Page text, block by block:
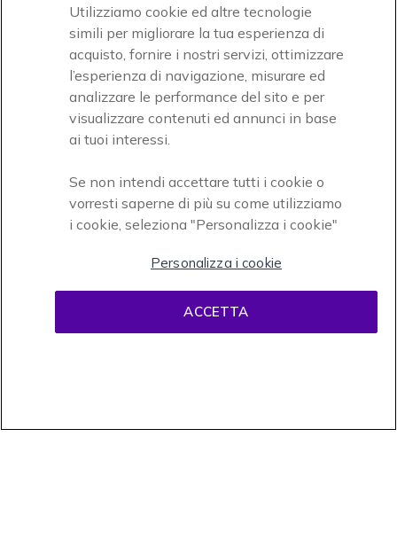
Icon
Paga facilmente ed in assoluta sicurezza
Accettiamo
Utilizziamo cookie ed altre tecnologie
simili per migliorare la tua esperienza di
acquisto, fornire i nostri servizi, ottimizzare
l’esperienza di navigazione, misurare ed
analizzare le performance del sito e per
visualizzare contenuti ed annunci in base
ai tuoi interessi.
Se non intendi accettare tutti i cookie o
vorresti saperne di più su come utilizziamo
i cookie, seleziona "Personalizza i cookie"
Personalizza i cookie
ACCETTA